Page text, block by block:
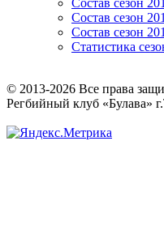
Состав сезон
Состав сезон
Статистика
© 2013-2026 Все права
Регбийный клуб «Булава»